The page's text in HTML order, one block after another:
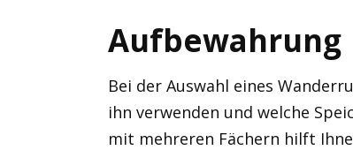
Aufbewahrung
Bei der Auswahl eines
ihn verwenden und welche
mit mehreren Fächern hilft